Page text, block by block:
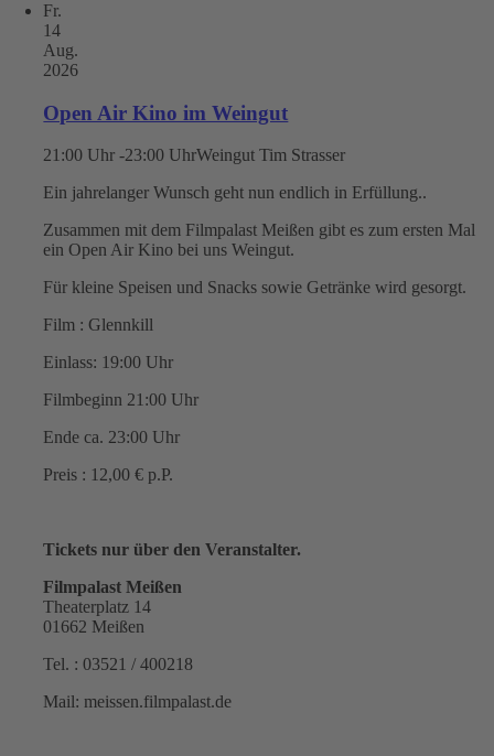
Fr.
14
Aug.
2026
Open Air Kino im Weingut
21:00 Uhr -23:00 UhrWeingut Tim Strasser
Ein jahrelanger Wunsch geht nun endlich in Erfüllung..
Zusammen mit dem Filmpalast Meißen gibt es zum ersten Mal
ein Open Air Kino bei uns Weingut.
Für kleine Speisen und Snacks sowie Getränke wird gesorgt.
Film : Glennkill
Einlass: 19:00 Uhr
Filmbeginn 21:00 Uhr
Ende ca. 23:00 Uhr
Preis : 12,00 € p.P.
Tickets nur über den Veranstalter.
Filmpalast Meißen
Theaterplatz 14
01662 Meißen
Tel. : 03521 / 400218
Mail: meissen.filmpalast.de